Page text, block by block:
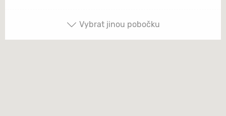
Vybrat jinou pobočku